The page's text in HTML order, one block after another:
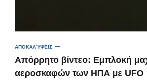
ΑΠΟΚΑΛΎΨΕΙΣ
Απόρρητο βίντεο: Εμπλοκή
αεροσκαφών των ΗΠΑ με UFO